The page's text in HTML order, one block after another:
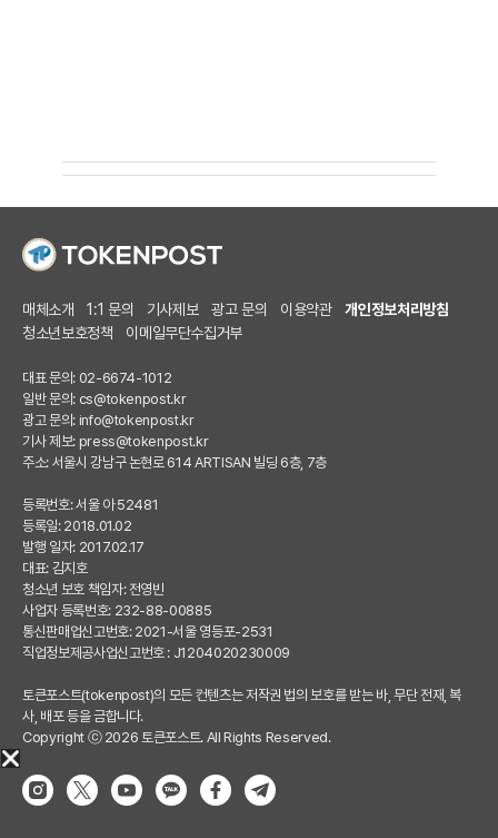
매체소개 1:1 문의 기사제보 광고 문의 이용약관
개인정보처리방침
청소년보호정책
이메일무단수집거부
대표 문의: 02-6674-1012
일반 문의: cs@tokenpost.kr
광고 문의: info@tokenpost.kr
기사 제보: press@tokenpost.kr
주소: 서울시 강남구 논현로 614 ARTISAN 빌딩 6층, 7층
등록번호: 서울 아 52481
등록일: 2018.01.02
발행 일자: 2017.02.17
대표: 김지호
청소년 보호 책임자: 전영빈
사업자 등록번호: 232-88-00885
통신판매업신고번호: 2021-서울 영등포-2531
직업정보제공사업신고번호 : J1204020230009
토큰포스트(tokenpost)의 모든 컨텐츠는 저작권 법의 보호를 받는 바, 무단 전재, 복
사, 배포 등을 금합니다.
Copyright ⓒ 2026 토큰포스트. All Rights Reserved.